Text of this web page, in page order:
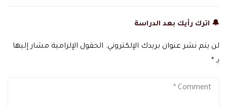
🔔 اترك رأيك بعد الدراسة
لن يتم نشر عنوان بريدك الإلكتروني. الحقول الإلزامية مشار إليها
بـ *